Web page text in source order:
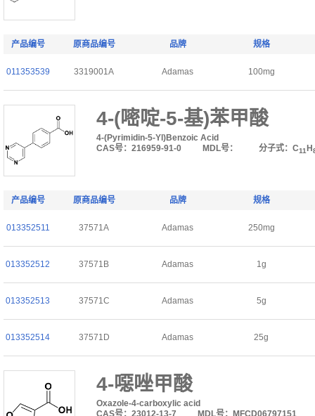
产品编号 原商品编号 品牌 规格
011353539 3319001A Adamas 100mg
4-(嘧啶-5-基)苯甲酸
4-(Pyrimidin-5-Yl)Benzoic Acid
CAS号：216959-91-0
MDL号： 分子式：C11H
产品编号 原商品编号 品牌 规格
013352511 37571A Adamas 250mg
013352512 37571B Adamas 1g
013352513 37571C Adamas 5g
013352514 37571D Adamas 25g
4-噁唑甲酸
Oxazole-4-carboxylic acid
CAS号：23012-13-7
MDL号：MFCD06797151